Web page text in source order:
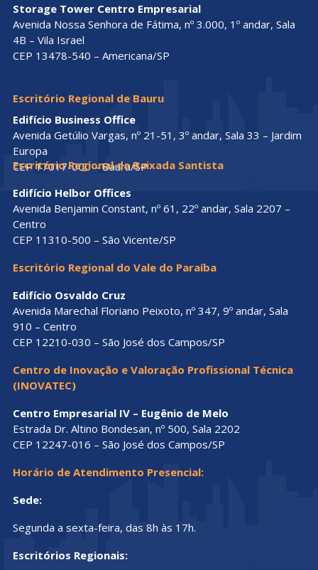
Storage Tower Centro Empresarial
Avenida Nossa Senhora de Fátima, nº 3.000, 1º andar, Sala
4B – Vila Israel
CEP 13478-540 – Americana/SP
Escritório Regional de Bauru
Edifício Business Office
Avenida Getúlio Vargas, nº 21-51, 3º andar, Sala 33 – Jardim
Europa
CEP 17017-000 – Bauru/SP
Escritório Regional da Baixada Santista
Edifício Helbor Offices
Avenida Benjamin Constant, nº 61, 22º andar, Sala 2207 –
Centro
CEP 11310-500 – São Vicente/SP
Escritório Regional do Vale do Paraíba
Edifício Osvaldo Cruz
Avenida Marechal Floriano Peixoto, nº 347, 9º andar, Sala
910 – Centro
CEP 12210-030 – São José dos Campos/SP
Centro de Inovação e Valoração Profissional Técnica
(INOVATEC)
Centro Empresarial IV – Eugênio de Melo
Estrada Dr. Altino Bondesan, nº 500, Sala 2202
CEP 12247-016 – São José dos Campos/SP
Horário de Atendimento Presencial:
Sede:
Segunda a sexta-feira, das 8h às 17h.
Escritórios Regionais: